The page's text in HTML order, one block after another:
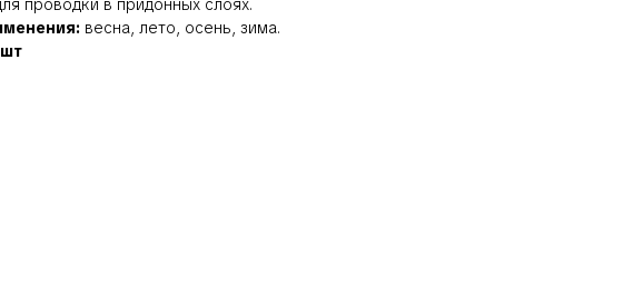
проводки в придонных слоях.
весна, лето, осень, зима.